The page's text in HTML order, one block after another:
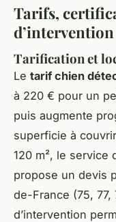
Tarifs,
d’intervention
Tarification et
Le tarif chien
à 220 € pour un
puis augmente
superficie à
120 m², le service
propose un devis
de-France (75,
d’intervention